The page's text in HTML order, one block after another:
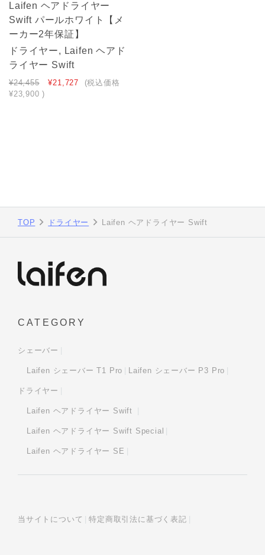
Laifen ヘアドライヤー
Swift パールホワイト【メ
ーカー2年保証】
ドライヤー, Laifen ヘアド
ライヤー Swift
¥24,455 ¥21,727
(税込価格
¥23,900 )
TOP ドライヤー Laifen ヘアドライヤー Swift
CATEGORY
シェーバー
Laifen シェーバー T1 Pro Laifen シェーバー P3 Pro
ドライヤー
Laifen ヘアドライヤー Swift
Laifen ヘアドライヤー Swift Special
Laifen ヘアドライヤー SE
当サイトについて 特定商取引法に基づく表記